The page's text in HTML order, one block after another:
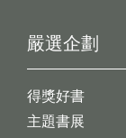
嚴選企劃
得獎好書
主題書展